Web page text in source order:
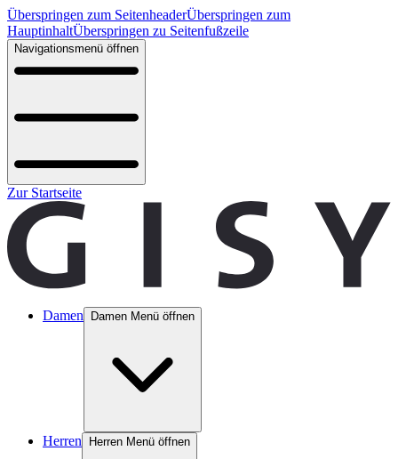
Überspringen zum SeitenheaderÜberspringen zum
HauptinhaltÜberspringen zu Seitenfußzeile
Navigationsmenü öffnen
Zur Startseite
Damen Damen Menü öffnen
Herren Herren Menü öffnen